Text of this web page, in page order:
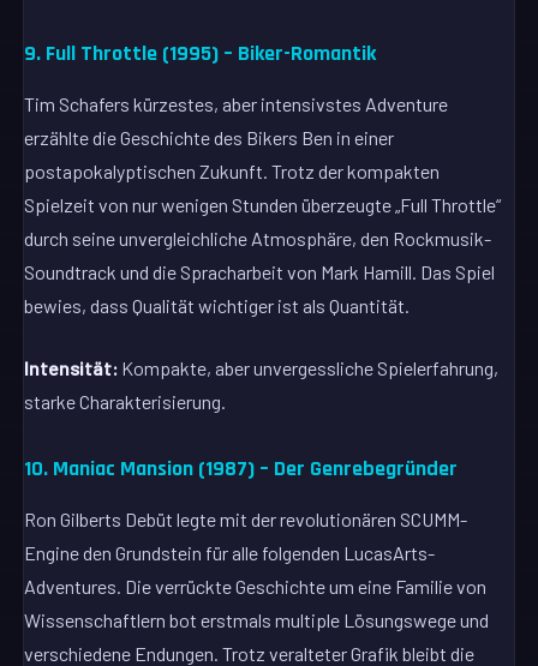
9. Full Throttle (1995) – Biker-Romantik
Tim Schafers kürzestes, aber intensivstes Adventure
erzählte die Geschichte des Bikers Ben in einer
postapokalyptischen Zukunft. Trotz der kompakten
Spielzeit von nur wenigen Stunden überzeugte „Full Throttle“
durch seine unvergleichliche Atmosphäre, den Rockmusik-
Soundtrack und die Spracharbeit von Mark Hamill. Das Spiel
bewies, dass Qualität wichtiger ist als Quantität.
Intensität: Kompakte, aber unvergessliche Spielerfahrung,
starke Charakterisierung.
10. Maniac Mansion (1987) – Der Genrebegründer
Ron Gilberts Debüt legte mit der revolutionären SCUMM-
Engine den Grundstein für alle folgenden LucasArts-
Adventures. Die verrückte Geschichte um eine Familie von
Wissenschaftlern bot erstmals multiple Lösungswege und
verschiedene Endungen. Trotz veralteter Grafik bleibt die